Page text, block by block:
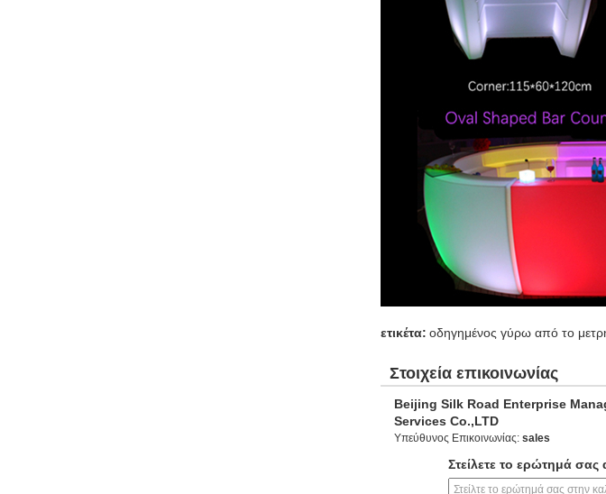
ετικέτα: οδηγημένος γύρω από το
Στοιχεία επικοινωνίας
Beijing Silk Road Enterprise
Services Co.,LTD
Υπεύθυνος Επικοινωνίας: sales
Στείλετε το ερώτημά σας